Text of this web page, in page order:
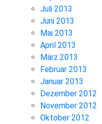
Juli 2013
Juni 2013
Mai 2013
April 2013
März 2013
Februar 2013
Januar 2013
Dezember 2012
November 2012
Oktober 2012